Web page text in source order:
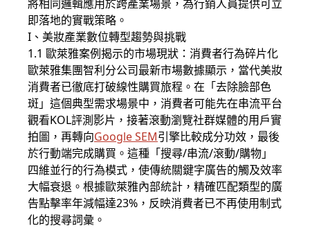
將相同邏輯應用於跨產業場景，為行銷人員提供可立
即落地的實戰策略。
I、美妝產業數位轉型趨勢與挑戰
1.1 歐萊雅案例揭示的市場現狀：消費者行為碎片化
歐萊雅集團智利分公司最新市場數據顯示，當代美妝
消費者已徹底打破線性購買旅程。在「去除臉部色
斑」這個典型需求場景中，消費者可能先在串流平台
觀看KOL評測影片，接著滾動瀏覽社群媒體的用戶實
拍圖，再轉向Google SEM引擎比較成分功效，最後
於行動端完成購買。這種「搜尋/串流/滾動/購物」
四維並行的行為模式，使傳統關鍵字廣告的觸及效率
大幅衰退。根據歐萊雅內部統計，精確匹配類型的廣
告點擊率年減幅達23%，反映消費者已不再使用制式
化的搜尋詞彙。